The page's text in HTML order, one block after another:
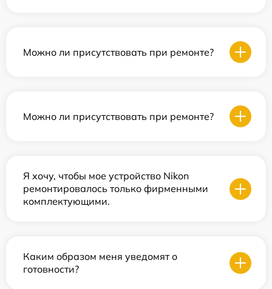
Можно ли присутствовать при ремонте?
Можно ли присутствовать при ремонте?
Я хочу, чтобы мое устройство Nikon
ремонтировалось только фирменными
комплектующими.
Каким образом меня уведомят о
готовности?